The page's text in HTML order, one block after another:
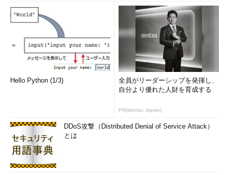
Hello Python (1/3)
全員がリーダーシップを発揮し、
自分より優れた人財を育成する
PR(dentsu Japan)
DDoS攻撃（Distributed Denial of Service Attack）
とは